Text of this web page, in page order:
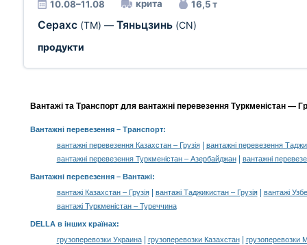
10.08–11.08 крита 16,5 т
Серахс (TM) — Тяньцзинь (CN)
продукти
Вантажі та Транспорт для вантажні перевезення Туркменістан —
Вантажні перевезення– Транспорт:
вантажні перевезення Казахстан – Грузія|
вантажні перевезення
вантажні перевезення Туркменістан – Азербайджан| вантажні
Вантажні перевезення – Вантажі:
вантажі Казахстан – Грузія| вантажі Таджикистан – Грузія|
вантажі
вантажі Туркменістан – Туреччина
DELLA в інших країнах:
грузоперевозки Украина| грузоперевозки Казахстан|
грузоперевозки